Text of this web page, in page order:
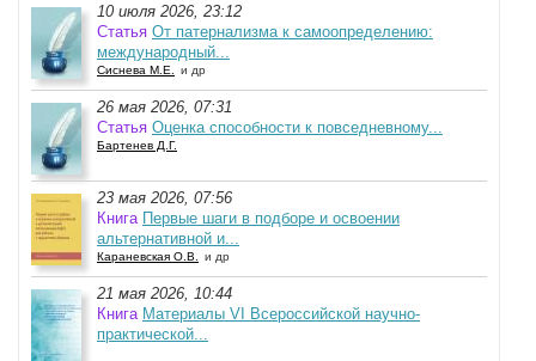
10 июля 2026, 23:12
Статья От патернализма к самоопределению:
международный...
Сиснева М.Е. и др
26 мая 2026, 07:31
Статья Оценка способности к повседневному...
Бартенев Д.Г.
23 мая 2026, 07:56
Книга Первые шаги в подборе и освоении
альтернативной и...
Караневская О.В. и др
21 мая 2026, 10:44
Книга Материалы VI Всероссийской научно-
практической...